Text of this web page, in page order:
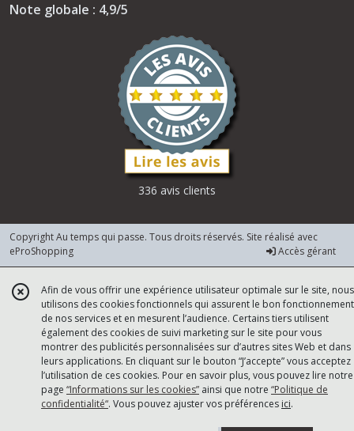
Note globale : 4,9/5
336 avis clients
Copyright Au temps qui passe. Tous droits réservés. Site réalisé avec
eProShopping
Accès gérant
Afin de vous offrir une expérience utilisateur optimale sur le site, nous
utilisons des cookies fonctionnels qui assurent le bon fonctionnement
de nos services et en mesurent l’audience. Certains tiers utilisent
également des cookies de suivi marketing sur le site pour vous
montrer des publicités personnalisées sur d’autres sites Web et dans
leurs applications. En cliquant sur le bouton “J’accepte” vous acceptez
l’utilisation de ces cookies. Pour en savoir plus, vous pouvez lire notre
page “Informations sur les cookies” ainsi que notre “Politique de
confidentialité“. Vous pouvez ajuster vos préférences ici.